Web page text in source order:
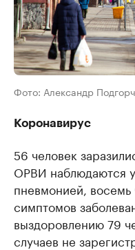
Фото: Александр
Коронавирус
56 человек
ОРВИ наблюдаются
пневмонией,
симптомов
выздоровлению 79
случаев не